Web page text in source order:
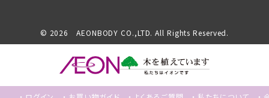
© 2026 AEONBODY CO.,LTD. All Rights Reserved.